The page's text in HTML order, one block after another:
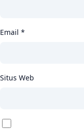
Email *
Situs Web